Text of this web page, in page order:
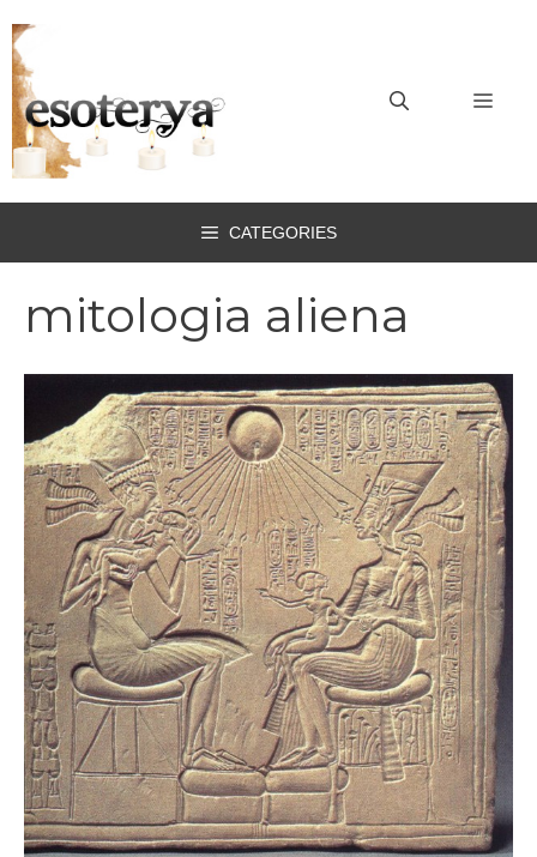
al
contenuto
CATEGORIES
mitologia aliena